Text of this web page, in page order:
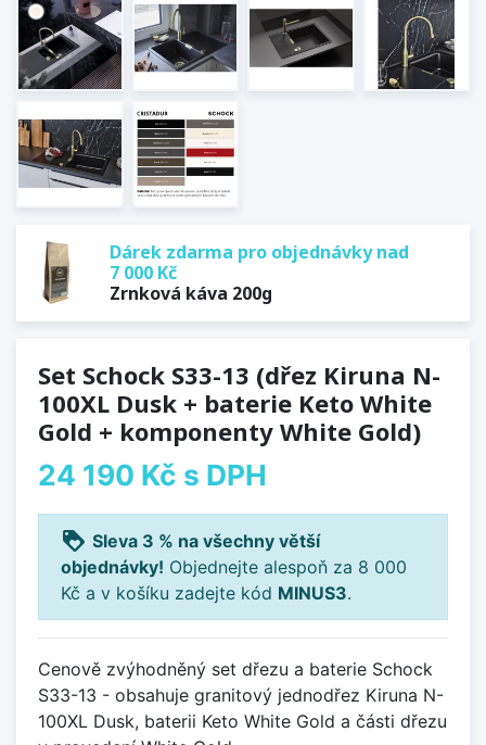
Dárek zdarma pro objednávky nad
7 000 Kč
Zrnková káva 200g
Set Schock S33-13 (dřez Kiruna N-
100XL Dusk + baterie Keto White
Gold + komponenty White Gold)
24 190 Kč s DPH
loyalty Sleva 3 % na všechny větší
objednávky! Objednejte alespoň za 8 000
Kč a v košíku zadejte kód MINUS3.
Cenově zvýhodněný set dřezu a baterie Schock
S33-13 - obsahuje granitový jednodřez Kiruna N-
100XL Dusk, baterii Keto White Gold a části dřezu